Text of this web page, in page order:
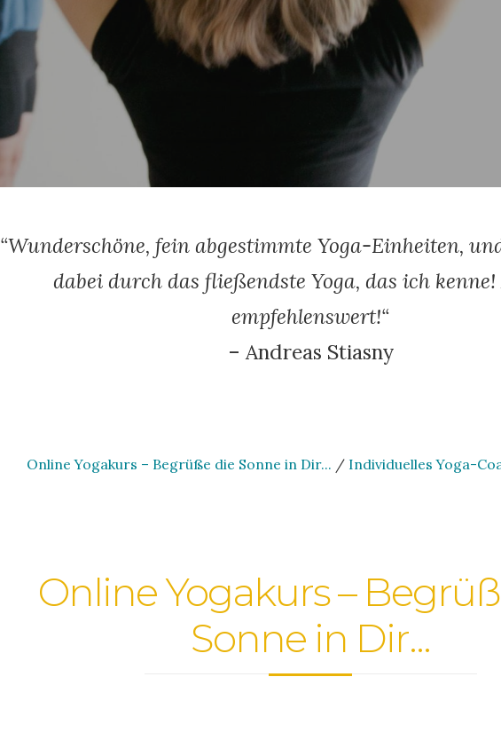
“Wunderschöne, fein abgestimmte Yoga-Einheiten,
dabei durch das fließendste Yoga, das ich
empfehlenswert!“
– Andreas Stiasny
Online Yogakurs – Begrüße die Sonne in Dir... / Individuelles Yoga-
Online Yogakurs –
Sonne in Dir...